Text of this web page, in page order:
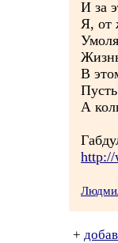
И за
Я, от
В
А
http://
+